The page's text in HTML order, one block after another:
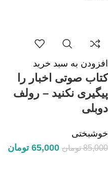
افزودن به سبد خرید
کتاب صوتی اخبار را
پیگیری نکنید – رولف
دوبلی
خوشبختی
85,000 تومان 65,000 تومان